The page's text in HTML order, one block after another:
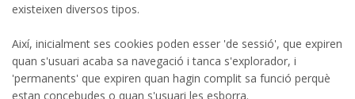
existeixen diversos tipos.
Així, inicialment ses cookies poden esser 'de sessió', que expiren
quan s'usuari acaba sa navegació i tanca s'explorador, i
'permanents' que expiren quan hagin complit sa funció perquè
estan concebudes o quan s'usuari les esborra.